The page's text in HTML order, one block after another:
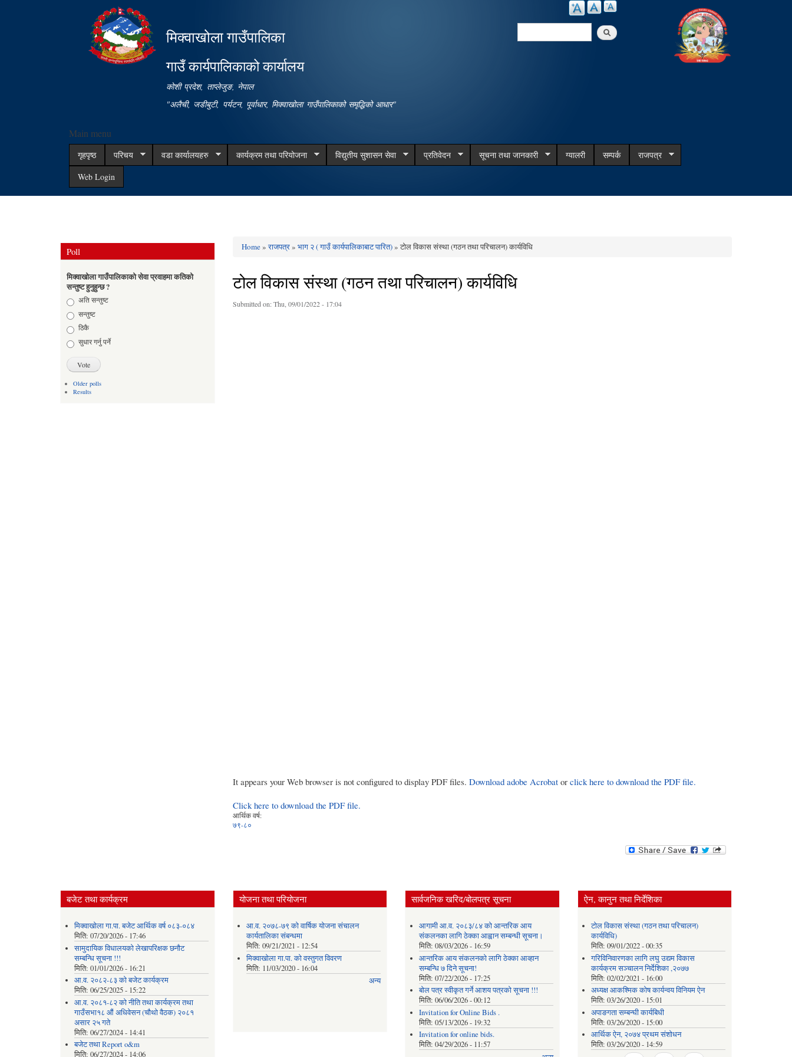
मिक्वाखोला गाउँपालिका
गाउँ कार्यपालिकाको कार्यालय
कोशी प्रदेश, ताप्लेजुङ, नेपाल
"अलैची, जडीबुटी, पर्यटन, पूर्वाधार, मिक्वाखोला गाउँपालिकाको समृद्धिको आधार"
Search
Main menu
गृहपृष्ठ परिचय वडा कार्यालयहरु कार्यक्रम तथा परियोजना विद्युतीय सुशासन सेवा प्रतिवेदन सूचना तथा जानकारी ग्यालरी सम्पर्क
राजपत्र
Web Login
Poll
मिक्वाखोला गाउँपालिकाको सेवा प्रवाहमा कतिको
सन्तुष्ट हुनुहुन्छ ?
Choicesअति सन्तुष्ट
सन्तुष्ट
ठिकै
सुधार गर्नु पर्ने
Older polls
Results
You are here
Home»राजपत्र» भाग २ ( गाउँ कार्यपालिकाबाट पारित)» टोल विकास संस्था (गठन तथा परिचालन) कार्यविधि
टोल विकास संस्था (गठन तथा परिचालन) कार्यविधि
Submitted on:Thu, 09/01/2022 - 17:04
It appears your Web browser is not configured to display PDF files. Download adobe Acrobat or click here to download the PDF file.
Click here to download the PDF file.
आर्थिक वर्ष:
७९-८०
बजेट तथा कार्यक्रम
मिक्वाखोला गा.पा. बजेट आर्थिक वर्ष ०८३-०८४
मिति: 07/20/2026 - 17:46
सामुदायिक विधालयको लेखापरिक्षक छनौट
सम्बन्धि सूचना !!!
मिति: 01/01/2026 - 16:21
आ.व. २०८२-८३ को बजेट कार्यक्रम
मिति: 06/25/2025 - 15:22
आ.व. २०८१-८२ को नीति तथा कार्यक्रम तथा
गाउँसभा१८ औं अधिवेसन (चौथो वैठक) २०८१
असार २५ गते
मिति: 06/27/2024 - 14:41
बजेट तथा Report o&m
मिति: 06/27/2024 - 14:06
योजना तथा परियोजना
आ.व. २०७८-७९ को वार्षिक योजना संचालन
कार्यतालिका संबन्धमा
मिति:09/21/2021 - 12:54
मिक्वाखोला गा.पा. को वस्तुगत विवरण
मिति: 11/03/2020 - 16:04
अन्य
सार्वजनिक खरिद/बोलपत्र सूचना
आगामी आ.व. २०८३/८४ को आन्तरिक आय
संकलनका लागि ठेक्का आह्वान सम्बन्धी सूचना।
मिति: 08/03/2026 - 16:59
आन्तरिक आय संकलनको लागि ठेक्‍का आव्हान
सम्बन्धि ७ दिने सूचना!
मिति: 07/22/2026 - 17:25
बोल पत्र स्वीकृत गर्ने आशय पत्रको सूचना !!!
मिति: 06/06/2026 - 00:12
Invitation for Online Bids .
मिति: 05/13/2026 - 19:32
Invitation for online bids.
मिति: 04/29/2026 - 11:57
ऐन, कानुन तथा निर्देशिका
टोल विकास संस्था (गठन तथा परिचालन)
कार्यविधि)
मिति:09/01/2022 - 00:35
गरिविनिवारणका लागि लघु उद्यम विकास
कार्यक्रम सञ्चालन निर्देशिका ,२०७७
मिति:02/02/2021 - 16:00
अध्यक्ष आकश्मिक कोष कार्यन्वय विनियम ऐन
मिति:03/26/2020 - 15:01
अपाङगता सम्बन्घी कार्यबिधी
मिति:03/26/2020 - 15:00
आर्थिक ऐन, २०७४ प्रथम संशोधन
मिति:03/26/2020 - 14:59